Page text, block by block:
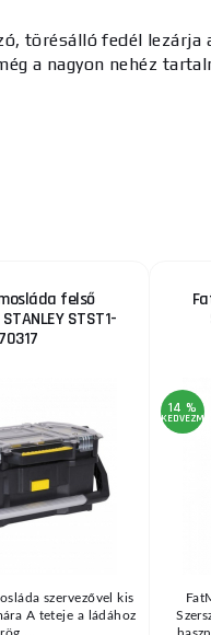
törésálló fedél lezárja
a nagyon nehéz
felső
STST1-
70317
szervezővel kis
A teteje a ládához
14 %